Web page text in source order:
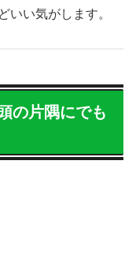
いい気がします。
の片隅にでも